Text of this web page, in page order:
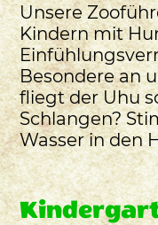
Unsere
Kindern mit
Besondere an
fliegt der Uhu
Schlangen?
Wasser in den